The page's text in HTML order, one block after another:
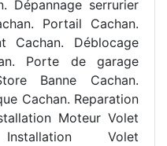
Dépannage serrurier
Portail Cachan.
Cachan. Déblocage
Porte de garage
Banne Cachan.
Cachan. Reparation
Moteur Volet
Volet